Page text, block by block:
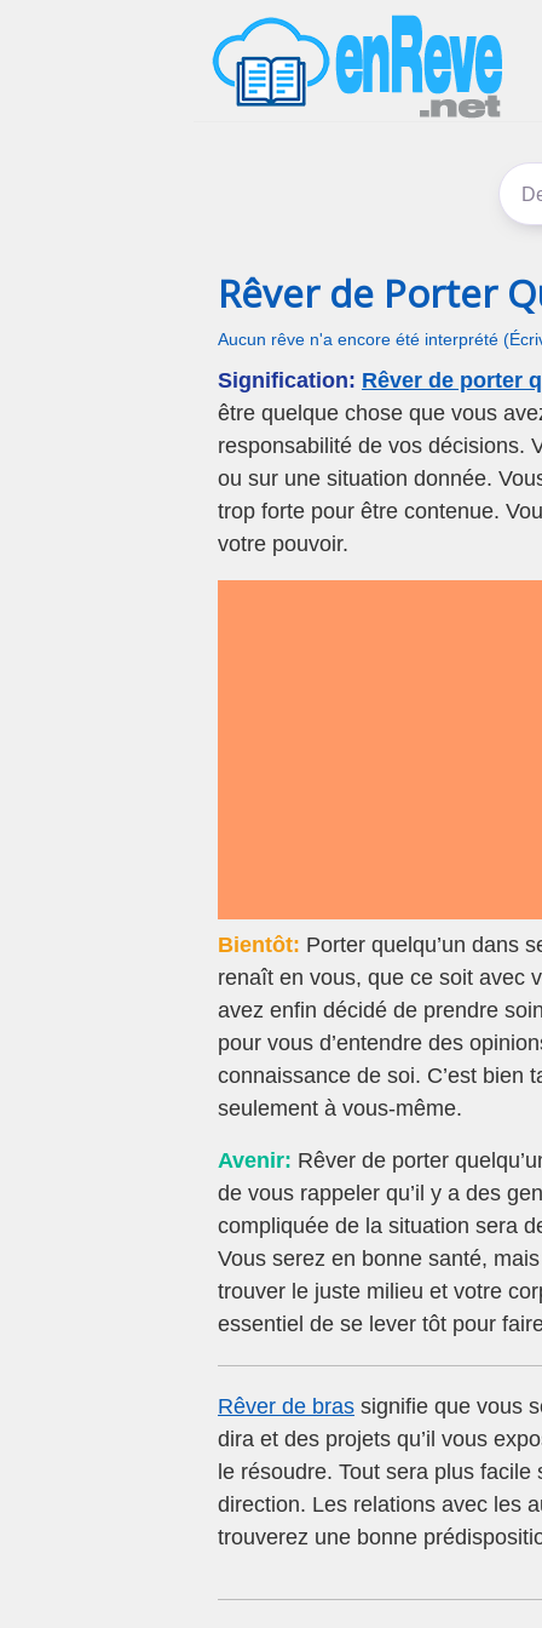
Rêver de Porter
Aucun rêve n'a encore été interprété
Signification: Rêver de porter
être quelque chose que vous
responsabilité de vos décisions.
ou sur une situation donnée.
trop forte pour être contenue.
votre pouvoir.
Bientôt: Porter quelqu’un dans
renaît en vous, que ce soit avec
avez enfin décidé de prendre
pour vous d’entendre des
connaissance de soi. C’est bien
seulement à vous-même.
Avenir: Rêver de porter
de vous rappeler qu’il y a des
compliquée de la situation sera
Vous serez en bonne santé,
trouver le juste milieu et votre
essentiel de se lever tôt pour
Rêver de bras signifie que vous
dira et des projets qu’il vous
le résoudre. Tout sera plus
direction. Les relations avec les
trouverez une bonne